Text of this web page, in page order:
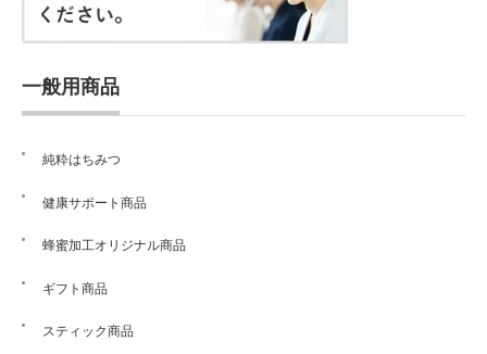
一般用商品
純粋はちみつ
健康サポート商品
蜂蜜加工オリジナル商品
ギフト商品
スティック商品